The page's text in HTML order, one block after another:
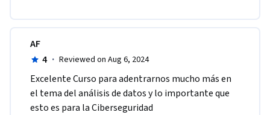
AF
4 · Reviewed on Aug 6, 2024
Excelente Curso para adentrarnos mucho más en
el tema del análisis de datos y lo importante que
esto es para la Ciberseguridad